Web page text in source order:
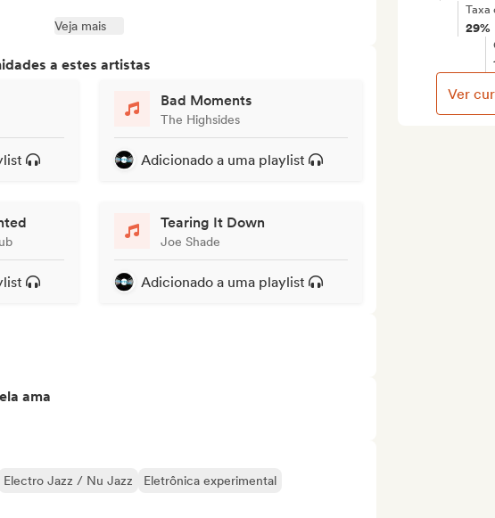
Veja mais
a estes artistas
Bad Moments
The Highsides
Adicionado a uma playlist
Tearing It Down
Joe Shade
Adicionado a uma playlist
ama
Electro Jazz / Nu Jazz
Eletrônica experimental
Taxa
29%
Ver